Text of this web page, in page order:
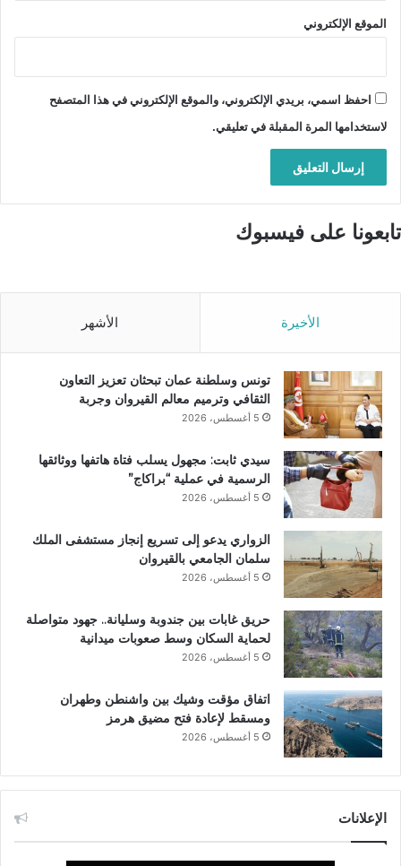
الموقع الإلكتروني
احفظ اسمي، بريدي الإلكتروني، والموقع الإلكتروني في هذا المتصفح
لاستخدامها المرة المقبلة في تعليقي.
تابعونا على فيسبوك
الأخيرة الأشهر
تونس وسلطنة عمان تبحثان تعزيز التعاون
الثقافي وترميم معالم القيروان وجربة
5 أغسطس، 2026
سيدي ثابت: مجهول يسلب فتاة هاتفها ووثائقها
الرسمية في عملية “براكاج”
5 أغسطس، 2026
الزواري يدعو إلى تسريع إنجاز مستشفى الملك
سلمان الجامعي بالقيروان
5 أغسطس، 2026
حريق غابات بين جندوبة وسليانة.. جهود متواصلة
لحماية السكان وسط صعوبات ميدانية
5 أغسطس، 2026
اتفاق مؤقت وشيك بين واشنطن وطهران
ومسقط لإعادة فتح مضيق هرمز
5 أغسطس، 2026
الإعلانات